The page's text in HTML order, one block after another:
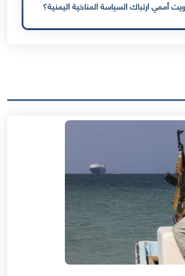
ارتباك السياسة المناخية اليمنية؟